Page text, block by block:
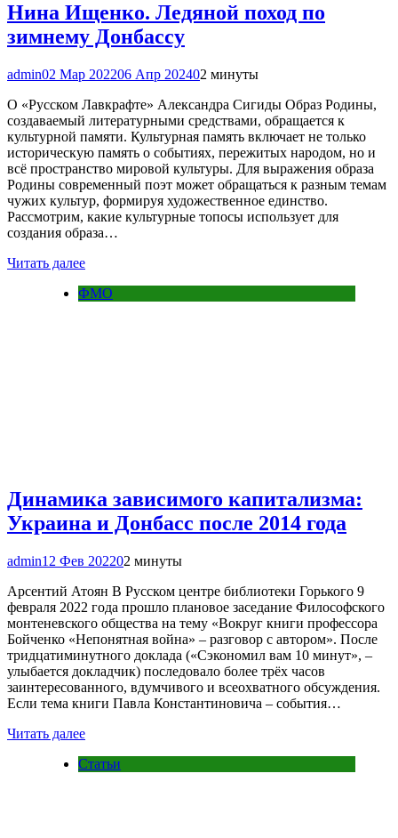
Нина Ищенко. Ледяной поход по
зимнему Донбассу
admin02 Мар 202206 Апр 202402 минуты
О «Русском Лавкрафте» Александра Сигиды Образ Родины,
создаваемый литературными средствами, обращается к
культурной памяти. Культурная память включает не только
историческую память о событиях, пережитых народом, но и
всё пространство мировой культуры. Для выражения образа
Родины современный поэт может обращаться к разным темам
чужих культур, формируя художественное единство.
Рассмотрим, какие культурные топосы использует для
создания образа…
Читать далее
ФМО
Динамика зависимого капитализма:
Украина и Донбасс после 2014 года
admin12 Фев 202202 минуты
Арсентий Атоян В Русском центре библиотеки Горького 9
февраля 2022 года прошло плановое заседание Философского
монтеневского общества на тему «Вокруг книги профессора
Бойченко «Непонятная война» – разговор с автором». После
тридцатиминутного доклада («Сэкономил вам 10 минут», –
улыбается докладчик) последовало более трёх часов
заинтересованного, вдумчивого и всеохватного обсуждения.
Если тема книги Павла Константиновича – события…
Читать далее
Статьи